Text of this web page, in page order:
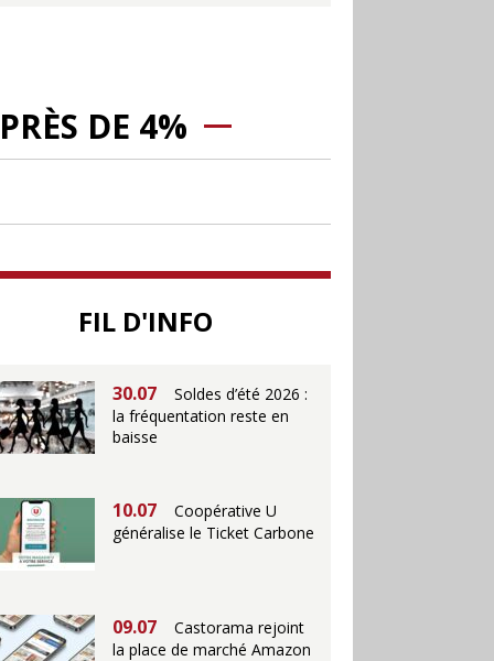
DE 4%
FIL D'INFO
30.06
Canicule : les
25.06
Action ouvre un
30.07
Soldes d’été 2026 :
la fréquentation reste en
baisse
10.07
Coopérative U
généralise le Ticket Carbone
09.07
Castorama rejoint
la place de marché Amazon